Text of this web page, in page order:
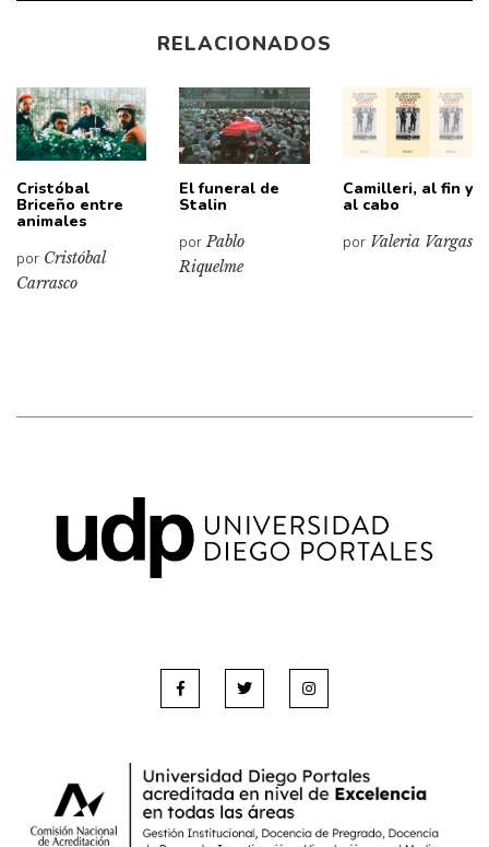
RELACIONADOS
Cristóbal
Briceño entre
animales
por Cristóbal
Carrasco
El funeral de
Stalin
porPablo
Riquelme
Camilleri, al fin y
al cabo
por Valeria Vargas